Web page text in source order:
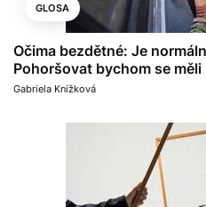
GLOSA
Očima bezdětné: Je
Pohoršovat bychom se
Gabriela Knížková